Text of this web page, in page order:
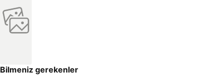
Bilmeniz gerekenler